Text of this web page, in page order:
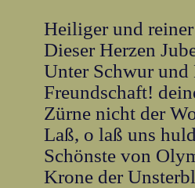
Heiliger und
Dieser Herzen
Unter Schwur
Freundschaft!
Zürne nicht der
Laß, o laß uns
Schönste von
Krone der